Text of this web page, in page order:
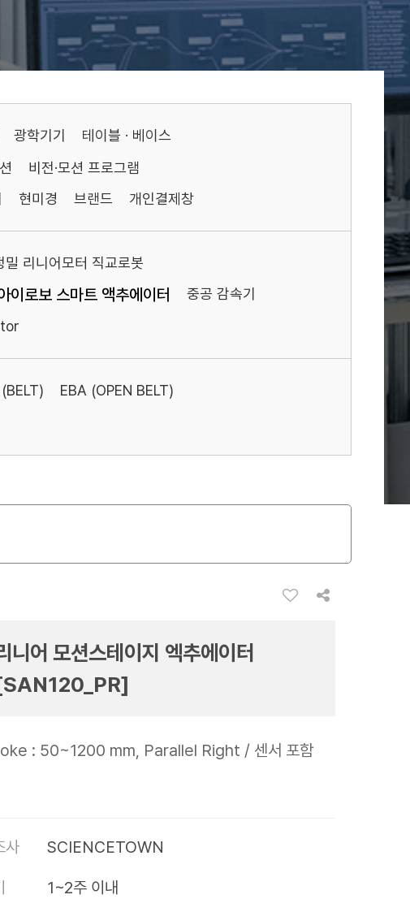
광학기기
테이블 · 베이스
비전·모션 프로그램
현미경 브랜드 개인결제창
밀 리니어모터 직교로봇
이로보 스마트 액추에이터
중공 감속기
EBA (OPEN BELT)
니어 모션스테이지 엑추에이터
: 50~1200 mm, Parallel Right / 센서 포함
사 SCIENCETOWN
1~2주 이내